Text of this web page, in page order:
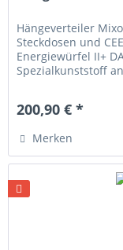
Hängeverteiler
Steckdosen und
Energiewürfel II+
Spezialkunststoff
200,90 € *
Merken